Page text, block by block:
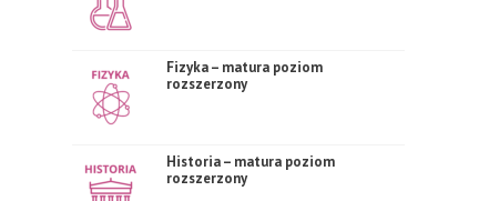
Fizyka – matura poziom
rozszerzony
Historia – matura poziom
rozszerzony